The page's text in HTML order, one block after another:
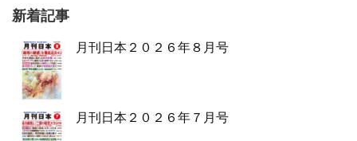
新着記事
月刊日本２０２６年８月号
月刊日本２０２６年７月号